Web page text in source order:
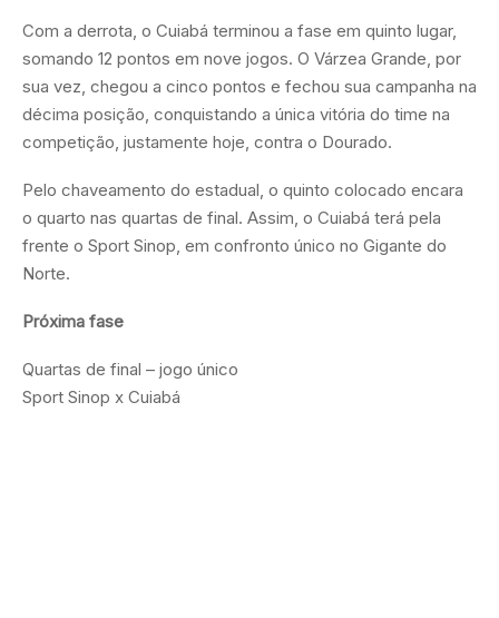
Com a derrota, o Cuiabá terminou a fase em quinto lugar,
somando 12 pontos em nove jogos. O Várzea Grande, por
sua vez, chegou a cinco pontos e fechou sua campanha na
décima posição, conquistando a única vitória do time na
competição, justamente hoje, contra o Dourado.
Pelo chaveamento do estadual, o quinto colocado encara
o quarto nas quartas de final. Assim, o Cuiabá terá pela
frente o Sport Sinop, em confronto único no Gigante do
Norte.
Próxima fase
Quartas de final – jogo único
Sport Sinop x Cuiabá